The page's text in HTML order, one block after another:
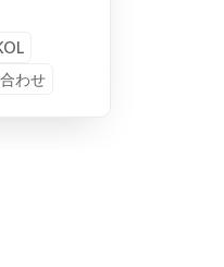
わせ